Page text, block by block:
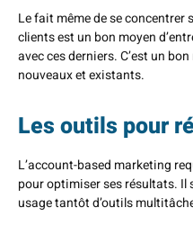
Le fait même de se concentrer
clients est un bon moyen
avec ces derniers. C’est un
nouveaux et existants.
Les outils pour
L’account-based marketing
pour optimiser ses résultats. Il
usage tantôt d’outils